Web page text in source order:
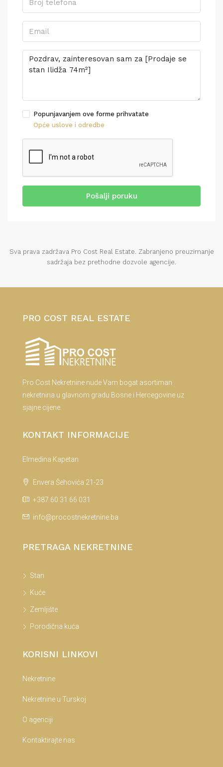
Popunjavanjem ove forme prihvatate
Opće uslove i odredbe
Pošalji poruku
Sva prava zadržava Pro Cost Real Estate. Zabranjeno preuzimanje
sadržaja bez prethodne dozvole agencije.
PRO COST REAL ESTATE
Pro Cost Nekretnine nude Vam bogat asortiman
nekretnina u glavnom gradu Bosne i Hercegovine uz
sjajne cijene.
KONTAKT INFORMACIJE
Elmedina Kapetan
Envera Šehovića 21-23
+387 60 31 66 031
info@procostnekretnine.ba
PRETRAGA NEKRETNINE
Stan
Kuće
Zemljište
Porodična kuća
KORISNI LINKOVI
Nekretnine
Nekretnine u Turskoj
O agenciji
Kontaktirajte nas